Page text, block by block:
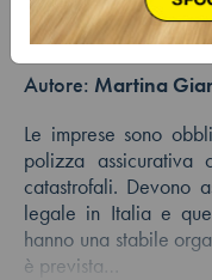
Fiscal News n. 63 -
Autore: Martina
Le imprese sono
polizza assicurativa
catastrofali. Devono
legale in Italia e
hanno una stabile
è prevista…